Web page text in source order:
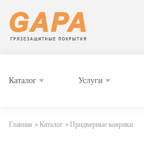
Каталог Услуги
Главная »Каталог »Придверные коврики